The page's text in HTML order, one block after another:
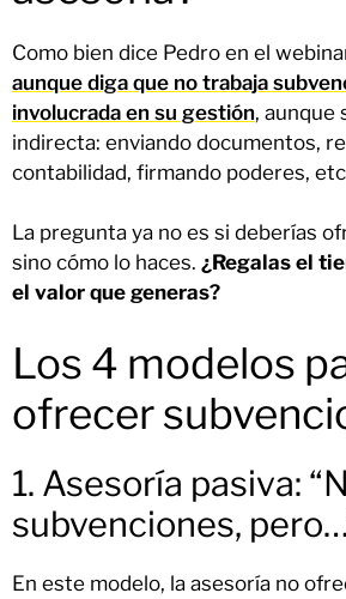
Como bien dice Pedro en el
aunque diga que no trabaja
involucrada en su gestión, aunque
indirecta: enviando documentos,
contabilidad, firmando poderes,
La pregunta ya no es si deberías
sino cómo lo haces. ¿Regalas el
el valor que generas?
Los 4 modelos
ofrecer
1. Asesoría pasiva:
subvenciones,
En este modelo, la asesoría no